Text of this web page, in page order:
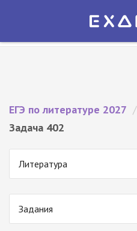
Экзамер — ЕГЭ 2027
ЕГЭ по литературе 2027 /
Задача 402
Литература
Задания